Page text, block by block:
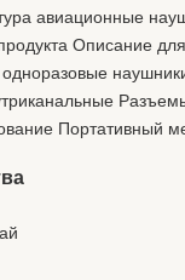
авиационные
Описание
Портативный